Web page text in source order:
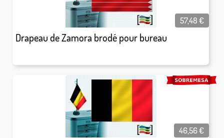
Drapeau de Zamora brodé pour bureau
57,48€
46,56€